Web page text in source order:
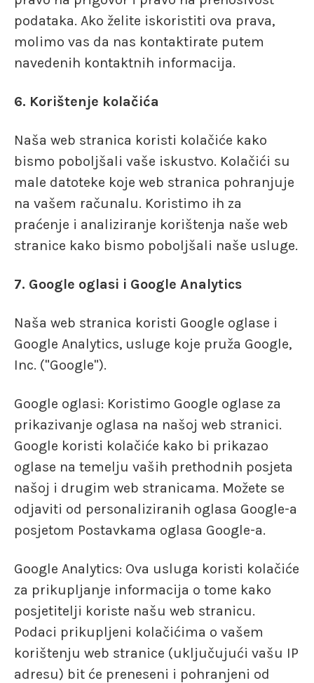
podataka. Ako želite iskoristiti ova prava,
molimo vas da nas kontaktirate putem
navedenih kontaktnih informacija.
6. Korištenje kolačića
Naša web stranica koristi kolačiće kako
bismo poboljšali vaše iskustvo. Kolačići su
male datoteke koje web stranica pohranjuje
na vašem računalu. Koristimo ih za
praćenje i analiziranje korištenja naše web
stranice kako bismo poboljšali naše usluge.
7. Google oglasi i Google Analytics
Naša web stranica koristi Google oglase i
Google Analytics, usluge koje pruža Google,
Inc. ("Google").
Google oglasi: Koristimo Google oglase za
prikazivanje oglasa na našoj web stranici.
Google koristi kolačiće kako bi prikazao
oglase na temelju vaših prethodnih posjeta
našoj i drugim web stranicama. Možete se
odjaviti od personaliziranih oglasa Google-a
posjetom Postavkama oglasa Google-a.
Google Analytics: Ova usluga koristi kolačiće
za prikupljanje informacija o tome kako
posjetitelji koriste našu web stranicu.
Podaci prikupljeni kolačićima o vašem
korištenju web stranice (uključujući vašu IP
adresu) bit će preneseni i pohranjeni od